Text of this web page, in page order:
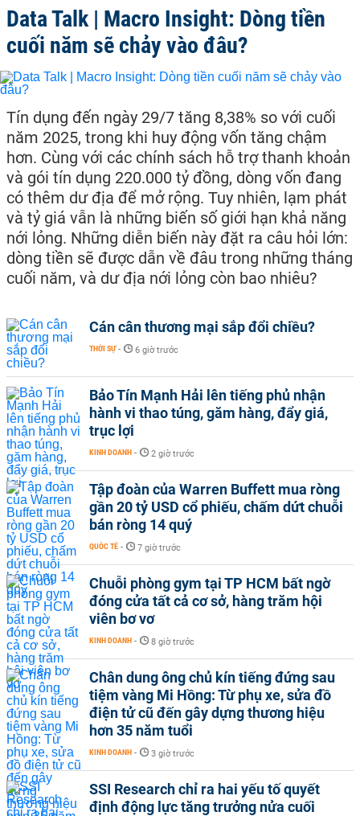
Data Talk | Macro Insight: Dòng tiền
cuối năm sẽ chảy vào đâu?
Tín dụng đến ngày 29/7 tăng 8,38% so với cuối
năm 2025, trong khi huy động vốn tăng chậm
hơn. Cùng với các chính sách hỗ trợ thanh khoản
và gói tín dụng 220.000 tỷ đồng, dòng vốn đang
có thêm dư địa để mở rộng. Tuy nhiên, lạm phát
và tỷ giá vẫn là những biến số giới hạn khả năng
nới lỏng. Những diễn biến này đặt ra câu hỏi lớn:
dòng tiền sẽ được dẫn về đâu trong những tháng
cuối năm, và dư địa nới lỏng còn bao nhiêu?
Cán cân thương mại sắp đổi chiều?
THỜI SỰ - 6 giờ trước
Bảo Tín Mạnh Hải lên tiếng phủ nhận
hành vi thao túng, găm hàng, đẩy giá,
trục lợi
KINH DOANH - 2 giờ trước
Tập đoàn của Warren Buffett mua ròng
gần 20 tỷ USD cổ phiếu, chấm dứt chuỗi
bán ròng 14 quý
QUỐC TẾ - 7 giờ trước
Chuỗi phòng gym tại TP HCM bất ngờ
đóng cửa tất cả cơ sở, hàng trăm hội
viên bơ vơ
KINH DOANH - 8 giờ trước
Chân dung ông chủ kín tiếng đứng sau
tiệm vàng Mi Hồng: Từ phụ xe, sửa đồ
điện tử cũ đến gây dựng thương hiệu
hơn 35 năm tuổi
KINH DOANH - 3 giờ trước
SSI Research chỉ ra hai yếu tố quyết
định động lực tăng trưởng nửa cuối